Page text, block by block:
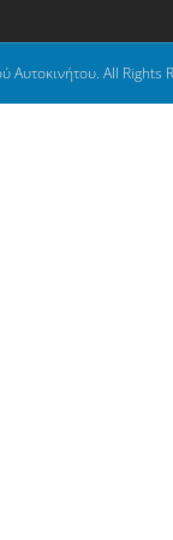
Αυτοκινήτου. All Rights